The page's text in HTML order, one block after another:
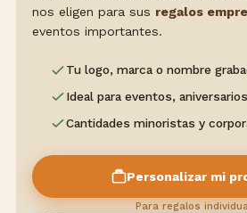
nos eligen para sus regalos
eventos importantes.
Tu logo, marca o nombre
Ideal para eventos,
Cantidades minoristas y
Personalizar mi
Para regalos